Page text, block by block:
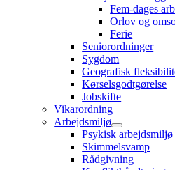
Fem-dages
Orlov og
Ferie
Seniorordninger
Sygdom
Geografisk
Kørselsgodtgørelse
Jobskifte
Vikarordning
Arbejdsmiljø
Psykisk arbejdsmiljø
Skimmelsvamp
Rådgivning